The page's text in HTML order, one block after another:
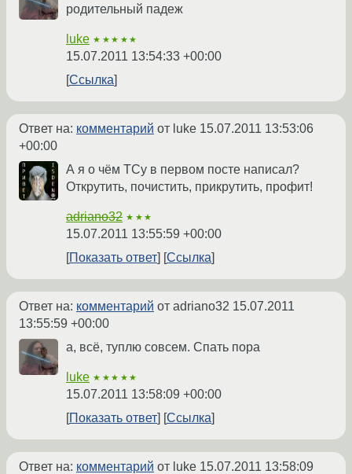
родительный падеж
luke ★★★★★
15.07.2011 13:54:33 +00:00
Ссылка
Ответ на: комментарий от luke 15.07.2011 13:53:06
+00:00
А я о чём ТСу в первом посте написал?
Открутить, почистить, прикрутить, профит!
adriano32 ★★★
15.07.2011 13:55:59 +00:00
Показать ответ
Ссылка
Ответ на: комментарий от adriano32 15.07.2011
13:55:59 +00:00
а, всё, туплю совсем. Спать пора
luke ★★★★★
15.07.2011 13:58:09 +00:00
Показать ответ
Ссылка
Ответ на: комментарий от luke 15.07.2011 13:58:09